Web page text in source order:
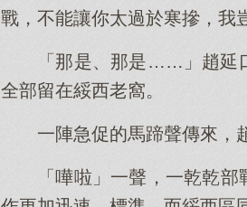
戰，不能讓你太過於寒摻，我
「那是、那是……」趙延
全部留在綏西老窩。
一陣急促的馬蹄聲傳來，
「嘩啦」一聲，一乾乾